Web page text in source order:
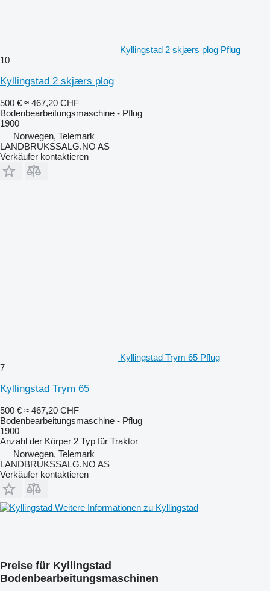
Kyllingstad 2 skjærs plog Pflug
10
Kyllingstad 2 skjærs plog
500 € ≈ 467,20 CHF
Bodenbearbeitungsmaschine - Pflug
1900
Norwegen, Telemark
LANDBRUKSSALG.NO AS
Verkäufer kontaktieren
Kyllingstad Trym 65 Pflug
7
Kyllingstad Trym 65
500 € ≈ 467,20 CHF
Bodenbearbeitungsmaschine - Pflug
1900
Anzahl der Körper 2 Typ für Traktor
Norwegen, Telemark
LANDBRUKSSALG.NO AS
Verkäufer kontaktieren
Weitere Informationen zu Kyllingstad
Preise für Kyllingstad
Bodenbearbeitungsmaschinen